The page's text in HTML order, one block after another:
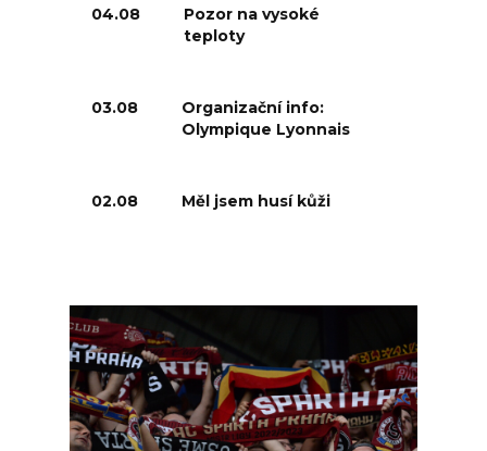
04.08
Pozor na vysoké
teploty
03.08
Organizační info:
Olympique Lyonnais
02.08 Měl jsem husí kůži